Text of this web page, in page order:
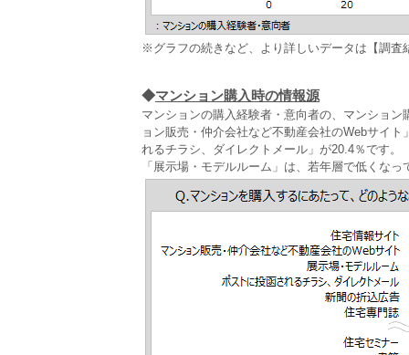
※グラフの続きなど、より詳しいデータは【調査
◆マンション購入時の情報源
マンションの購入経験者・意向者の、マンショ
ョン販売・仲介会社など不動産会社のWebサイ
れるチラシ、ダイレクトメール」が20.4％です。
「展示場・モデルルーム」は、若年層で低くなっ